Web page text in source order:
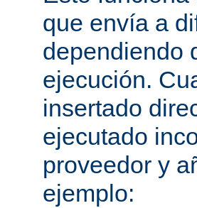
que envía a
dependiendo
ejecución.
insertado
ejecutado
proveedor y
ejemplo: